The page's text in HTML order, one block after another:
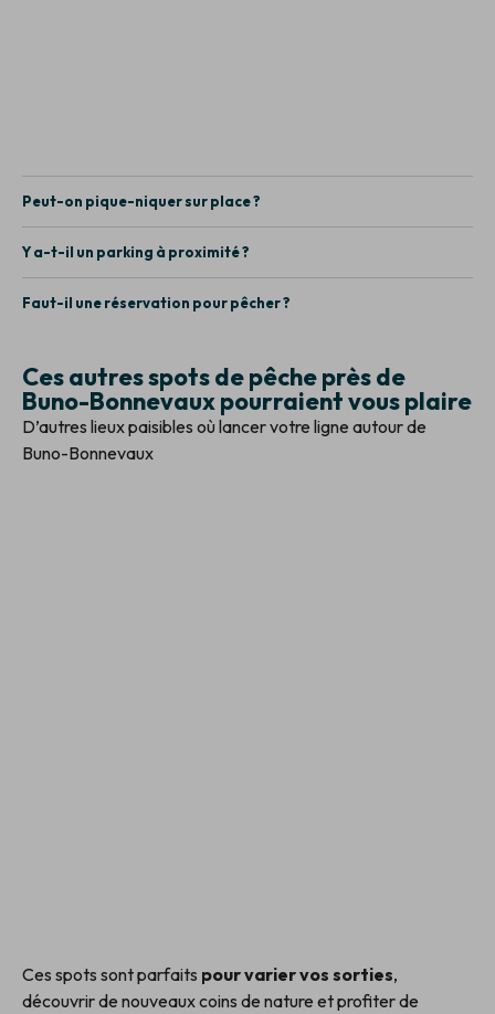
Peut-on pique-niquer sur place ?
Y a-t-il un parking à proximité ?
Faut-il une réservation pour pêcher ?
Ces autres spots de pêche près de
Buno-Bonnevaux pourraient vous plaire
D’autres lieux paisibles où lancer votre ligne autour de
Buno-Bonnevaux
Ces spots sont parfaits pour varier vos sorties,
découvrir de nouveaux coins de nature et profiter de